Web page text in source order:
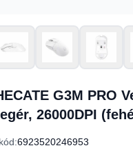
G3M PRO
26000DPI
6923520246953